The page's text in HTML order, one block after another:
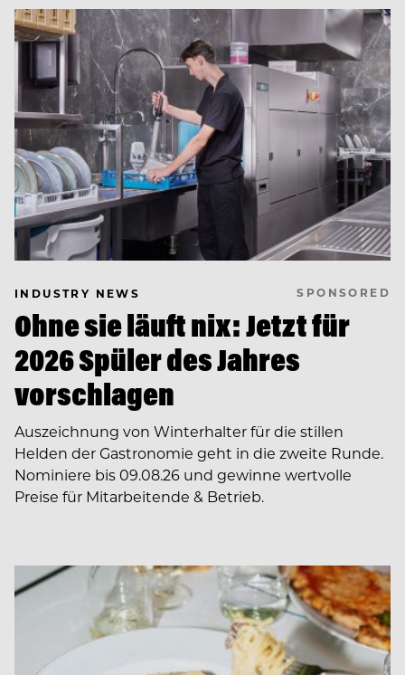
INDUSTRY NEWS SPONSORED
Ohne sie läuft nix: Jetzt für
2026 Spüler des Jahres
vorschlagen
Auszeichnung von Winterhalter für die stillen
Helden der Gastronomie geht in die zweite Runde.
Nominiere bis 09.08.26 und gewinne wertvolle
Preise für Mitarbeitende & Betrieb.